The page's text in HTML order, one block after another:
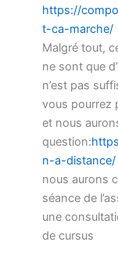
https://
t-ca-marche/
Malgré tout,
ne sont que
n’est pas
vous pourrez
et nous
question:
n-a-distance/
nous aurons
séance de
une
de cursus